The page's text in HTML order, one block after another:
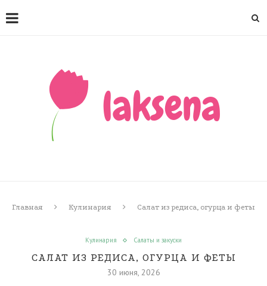
Главная Кулинария Салат из редиса, огурца и феты
Кулинария Салаты и закуски
САЛАТ ИЗ РЕДИСА, ОГУРЦА И ФЕТЫ
30 июня, 2026